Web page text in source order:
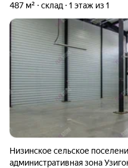
487 м² склад 1 этаж из 1
Низинское сельское
административная зона